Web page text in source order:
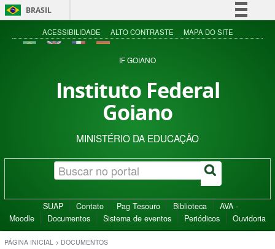
BRASIL
Simplifique!
Acesso à informação
ACESSIBILIDADE ALTO CONTRASTE MAPA DO SITE
IF GOIANO
Instituto Federal
Goiano
MINISTÉRIO DA EDUCAÇÃO
SUAP Contato Pag Tesouro Biblioteca
AVA -
Moodle
Documentos Sistema de eventos Periódicos Ouvidoria
PÁGINA INICIAL > DOCUMENTOS